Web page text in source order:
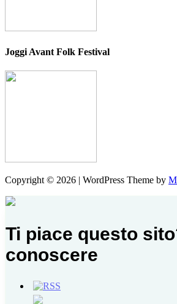
Joggi Avant Folk Festival
Copyright © 2026 | WordPress Theme by
Ti piace questo
conoscere